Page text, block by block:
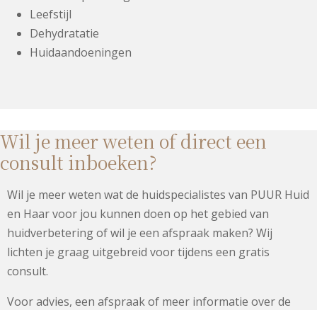
Leefstijl
Dehydratatie
Huidaandoeningen
Wil je meer weten of direct een
consult inboeken?
Wil je meer weten wat de huidspecialistes van PUUR Huid
en Haar voor jou kunnen doen op het gebied van
huidverbetering of wil je een afspraak maken? Wij
lichten je graag uitgebreid voor tijdens een gratis
consult.
Voor advies, een afspraak of meer informatie over de